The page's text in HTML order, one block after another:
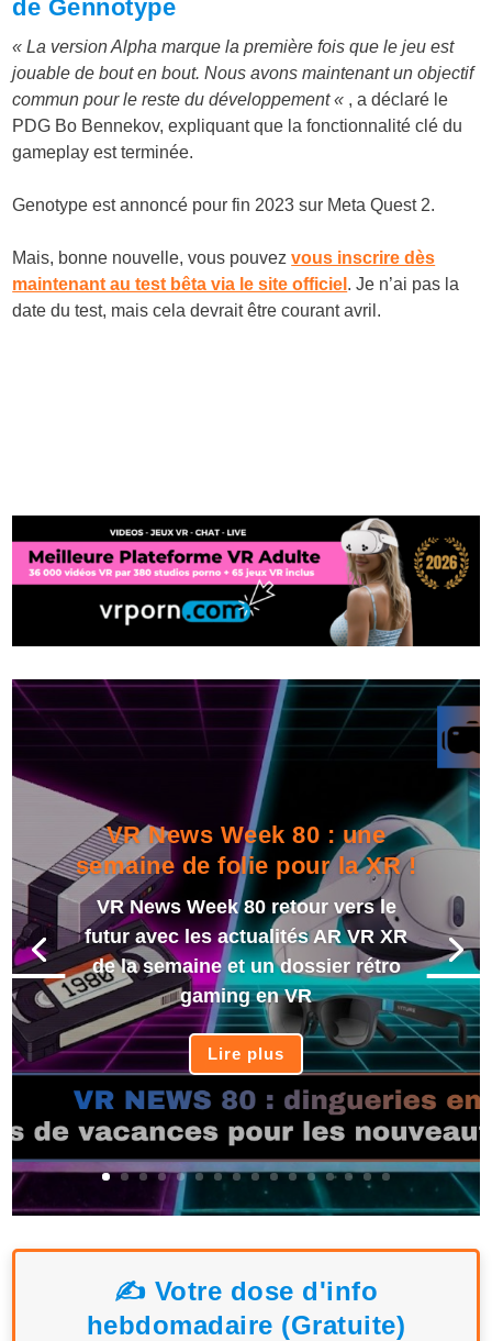
de Gennotype
« La version Alpha marque la première fois que le jeu est
jouable de bout en bout. Nous avons maintenant un objectif
commun pour le reste du développement « , a déclaré le
PDG Bo Bennekov, expliquant que la fonctionnalité clé du
gameplay est terminée.
Genotype est annoncé pour fin 2023 sur Meta Quest 2.
Mais, bonne nouvelle, vous pouvezvous inscrire dès
maintenant au test bêta via le site officiel . Je n’ai pas la
date du test, mais cela devrait être courant avril.
VR News Week 80 : une
semaine de folie pour la XR !
VR News Week 80 retour vers le
futur avec les actualités AR VR XR
de la semaine et un dossier rétro
gaming en VR
Lire plus
✍️ Votre dose d'info
hebdomadaire (Gratuite)